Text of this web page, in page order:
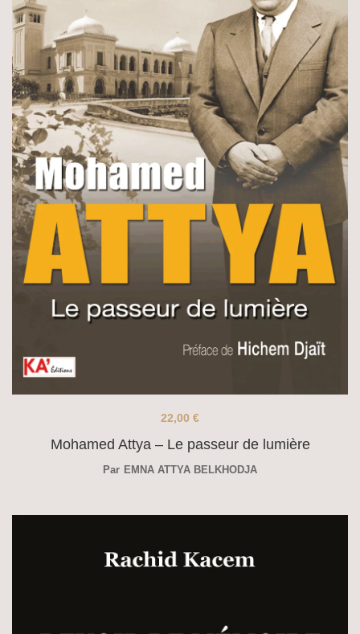
Mohamed Attya – Le passeur de lumière
22,00 €
Par EMNA ATTYA BELKHODJA